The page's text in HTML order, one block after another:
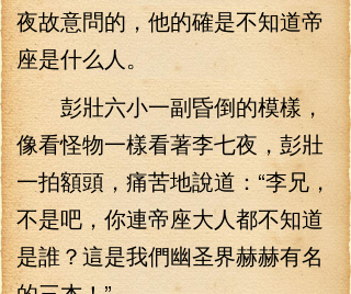
夜故意問的，他的確是不知道帝
座是什么人。
彭壯六小一副昏倒的模樣，
像看怪物一樣看著李七夜，彭壯
一拍額頭，痛苦地說道：“李兄，
不是吧，你連帝座大人都不知道
是誰？這是我們幽圣界赫赫有名